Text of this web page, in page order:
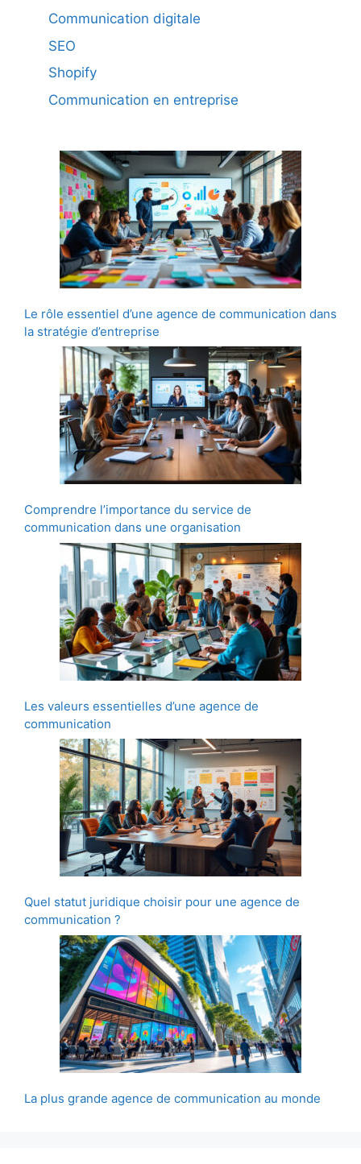
Communication digitale
SEO
Shopify
Communication en entreprise
Le rôle essentiel d’une agence de communication dans
la stratégie d’entreprise
Comprendre l’importance du service de
communication dans une organisation
Les valeurs essentielles d’une agence de
communication
Quel statut juridique choisir pour une agence de
communication ?
La plus grande agence de communication au monde